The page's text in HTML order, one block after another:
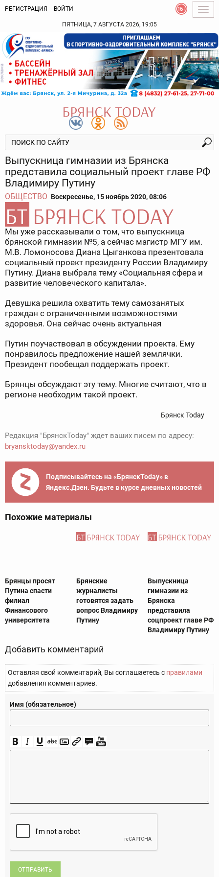
РЕГИСТРАЦИЯ ВОЙТИ
ПЯТНИЦА, 7 АВГУСТА 2026, 19:05
Выпускница гимназии из Брянска
представила социальный проект главе РФ
Владимиру Путину
ОБЩЕСТВО Воскресенье, 15 ноябрь 2020, 08:06
Мы уже рассказывали о том, что выпускница
брянской гимназии №5, а сейчас магистр МГУ им.
М.В. Ломоносова Диана Цыганкова презентовала
социальный проект президенту России Владимиру
Путину. Диана выбрала тему «Социальная сфера и
развитие человеческого капитала».
Девушка решила охватить тему самозанятых
граждан с ограниченными возможностями
здоровья. Она сейчас очень актуальная
Путин поучаствовал в обсуждении проекта. Ему
понравилось предложение нашей землячки.
Президент пообещал поддержать проект.
Брянцы обсуждают эту тему. Многие считают, что в
регионе необходим такой проект.
Брянск Today
Редакция "БрянскToday" ждет ваших писем по адресу:
bryansktoday@yandex.ru
Подписывайтесь на «БрянскToday» в
Яндекс.Дзен. Будьте в курсе дневных новостей
Похожие материалы
Брянцы просят
Путина спасти
филиал
Финансового
университета
Брянские
журналисты
готовятся задать
вопрос Владимиру
Путину
Выпускница
гимназии из
Брянска
представила
соцпроект главе РФ
Владимиру Путину
Добавить комментарий
Оставляя свой комментарий, Вы соглашаетесь с правилами
добавления комментариев.
Имя (обязательное)
ОТПРАВИТЬ